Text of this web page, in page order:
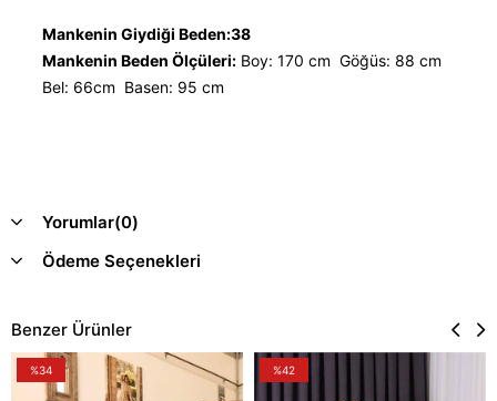
Mankenin Giydiği Beden:38
Mankenin Beden Ölçüleri: Boy: 170 cm Göğüs: 88 cm
Bel: 66cm Basen: 95 cm
Yorumlar(0)
Ödeme Seçenekleri
Benzer Ürünler
%34 %42